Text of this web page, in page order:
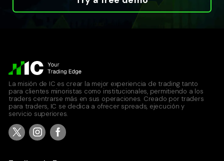
La misión de IC es crear la mejor experiencia de trading tanto
para clientes minoristas como institucionales, permitiendo a los
traders centrarse más en sus operaciones. Creado por traders
para traders, IC se dedica a ofrecer spreads, ejecución y
servicio superiores.